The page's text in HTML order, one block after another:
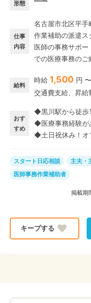
形態
仕事
内容
名古屋市北区平手
作業補助の派遣
医師の事務サポートをお任
での医療事務のご
るように、事務的
く、やりがいのあ
給料
時給 1,500 円 〜
交通費支給、昇給
おす
すめ
◆黒川駅から徒歩
◆医療事務経験が
◆土日祝休み！オ
スタート日応相談 主夫・
医師事務作業補助者
掲載期